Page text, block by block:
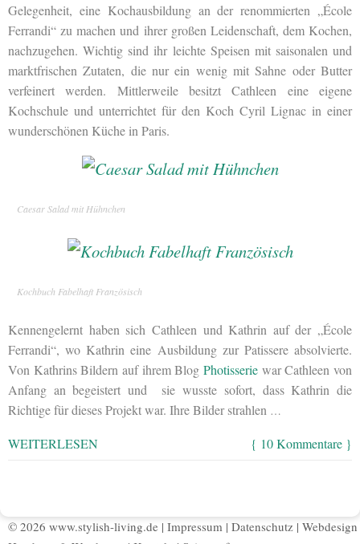
Gelegenheit, eine Kochausbildung an der renommierten „École
Ferrandi“ zu machen und ihrer großen Leidenschaft, dem Kochen,
nachzugehen. Wichtig sind ihr leichte Speisen mit saisonalen und
marktfrischen Zutaten, die nur ein wenig mit Sahne oder Butter
verfeinert werden. Mittlerweile besitzt Cathleen eine eigene
Kochschule und unterrichtet für den Koch Cyril Lignac in einer
wunderschönen Küche in Paris.
Caesar Salad mit Hühnchen
Kochbuch Fabelhaft Französisch
Kennengelernt haben sich Cathleen und Kathrin auf der „École
Ferrandi“, wo Kathrin eine Ausbildung zur Patissere absolvierte.
Von Kathrins Bildern auf ihrem Blog Photisserie war Cathleen von
Anfang an begeistert und sie wusste sofort, dass Kathrin die
Richtige für dieses Projekt war. Ihre Bilder strahlen …
WEITERLESEN { 10 Kommentare }
© 2026 www.stylish-living.de | Impressum | Datenschutz | Webdesign